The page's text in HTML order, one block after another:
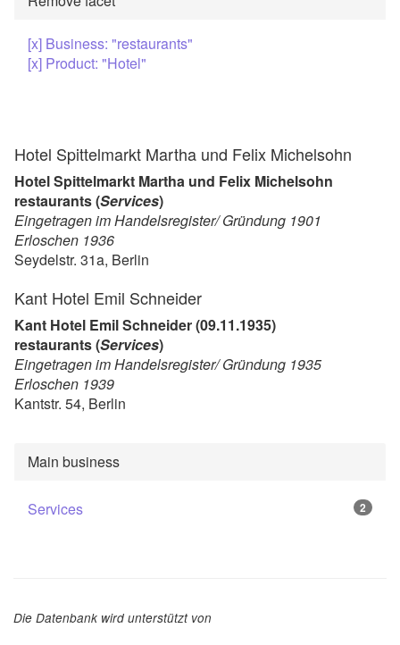
[x] Business: "restaurants"
[x] Product: "Hotel"
Hotel Spittelmarkt Martha und Felix Michelsohn
Hotel Spittelmarkt Martha und Felix Michelsohn
restaurants (Services)
Eingetragen im Handelsregister/ Gründung 1901
Erloschen 1936
Seydelstr. 31a, Berlin
Kant Hotel Emil Schneider
Kant Hotel Emil Schneider (09.11.1935)
restaurants (Services)
Eingetragen im Handelsregister/ Gründung 1935
Erloschen 1939
Kantstr. 54, Berlin
Main business
Services 2
Die Datenbank wird unterstützt von